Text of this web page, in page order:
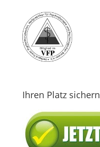
Ihren Platz sichern